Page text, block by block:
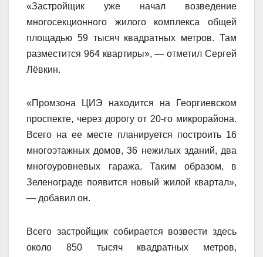
«Застройщик уже начал возведение
многосекционного жилого комплекса общей
площадью 59 тысяч квадратных метров. Там
разместится 964 квартиры», — отметил Сергей
Лёвкин.
«Промзона ЦИЭ находится на Георгиевском
проспекте, через дорогу от 20-го микрорайона.
Всего на ее месте планируется построить 16
многоэтажных домов, 36 нежилых зданий, два
многоуровневых гаража. Таким образом, в
Зеленограде появится новый жилой квартал»,
— добавил он.
Всего застройщик собирается возвести здесь
около 850 тысяч квадратных метров,